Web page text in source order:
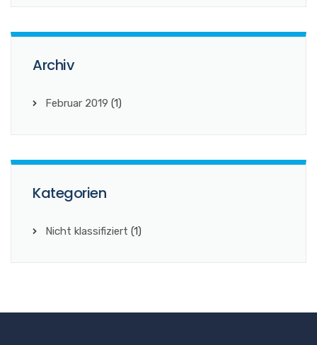
Archiv
Februar 2019 (1)
Kategorien
Nicht klassifiziert (1)